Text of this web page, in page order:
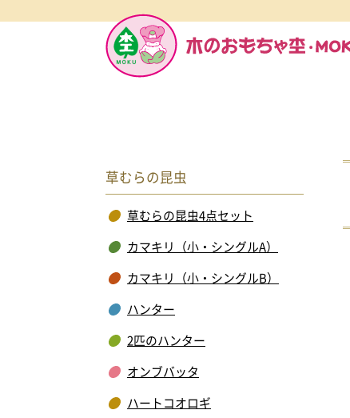
草むらの昆虫
草むらの昆虫4点セット
カマキリ（小・シングルA）
カマキリ（小・シングルB）
ハンター
2匹のハンター
オンブバッタ
ハートコオロギ